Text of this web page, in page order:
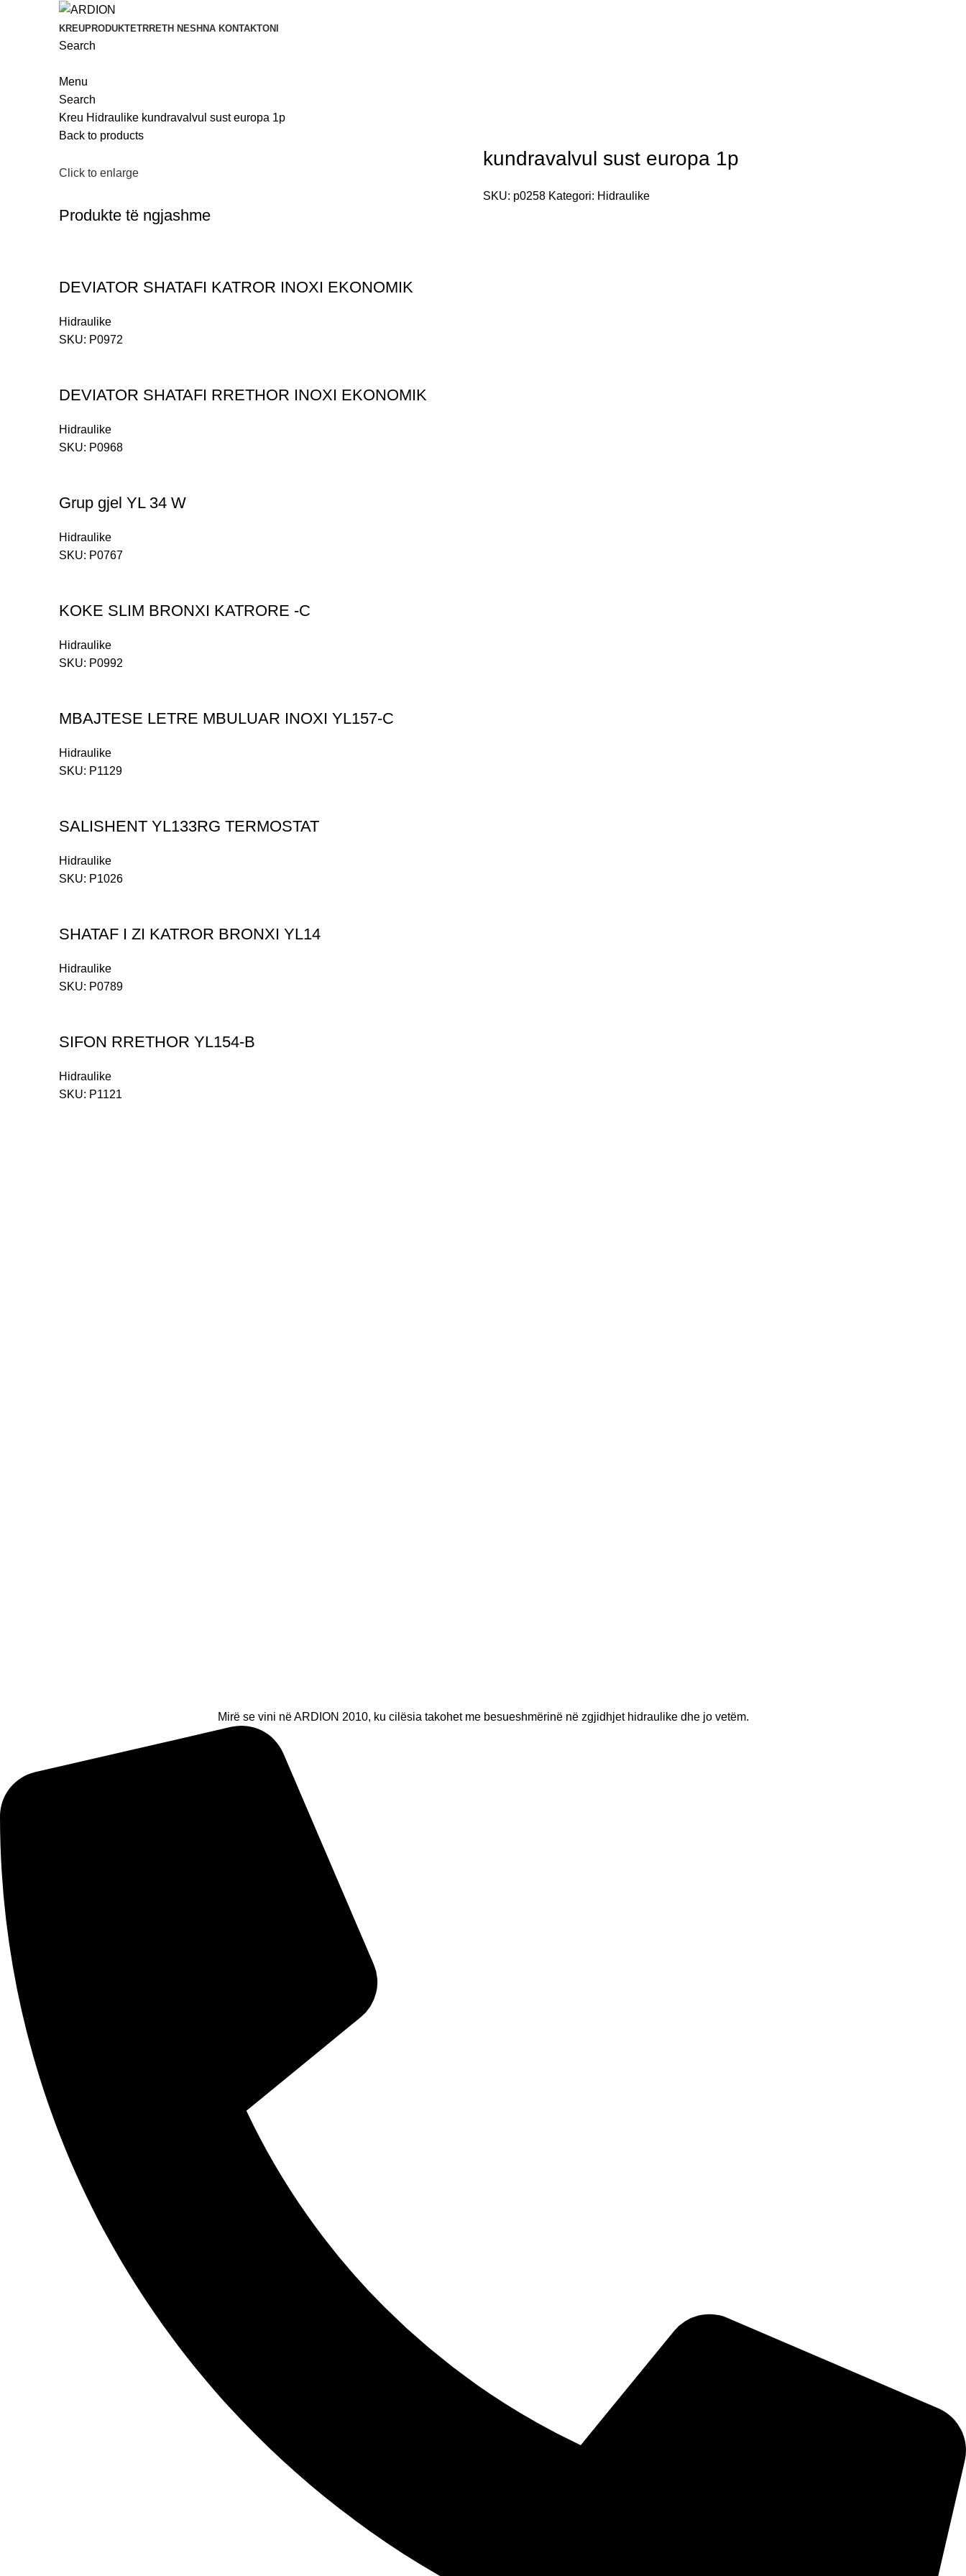
KREUPRODUKTETRRETH NESH NA KONTAKTONI
Search
Menu
Search
Kreu Hidraulike kundravalvul sust europa 1p
Back to products
Click to enlarge
kundravalvul sust europa 1p
SKU: p0258 Kategori: Hidraulike
Produkte të ngjashme
DEVIATOR SHATAFI KATROR INOXI EKONOMIK
Hidraulike
SKU: P0972
DEVIATOR SHATAFI RRETHOR INOXI EKONOMIK
Hidraulike
SKU: P0968
Grup gjel YL 34 W
Hidraulike
SKU: P0767
KOKE SLIM BRONXI KATRORE -C
Hidraulike
SKU: P0992
MBAJTESE LETRE MBULUAR INOXI YL157-C
Hidraulike
SKU: P1129
SALISHENT YL133RG TERMOSTAT
Hidraulike
SKU: P1026
SHATAF I ZI KATROR BRONXI YL14
Hidraulike
SKU: P0789
SIFON RRETHOR YL154-B
Hidraulike
SKU: P1121
Mirë se vini në ARDION 2010, ku cilësia takohet me besueshmërinë në zgjidhjet hidraulike dhe jo vetëm.